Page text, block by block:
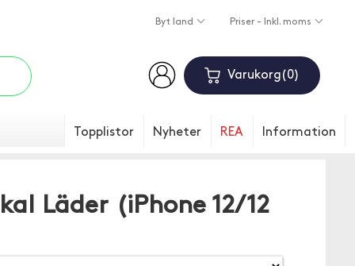
Byt land Priser - Inkl. moms
Varukorg 0
Topplistor Nyheter REA Information
Läder (iPhone 12/12